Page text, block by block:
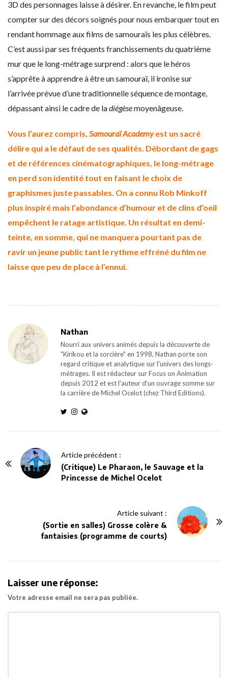
3D des personnages laisse à désirer. En revanche, le film peut
compter sur des décors soignés pour nous embarquer tout en
rendant hommage aux films de samouraïs les plus célèbres.
C’est aussi par ses fréquents franchissements du quatrième
mur que le long-métrage surprend : alors que le héros
s’apprête à apprendre à être un samouraï, il ironise sur
l’arrivée prévue d’une traditionnelle séquence de montage,
dépassant ainsi le cadre de ladiégèsemoyenâgeuse.
Vous l’aurez compris, Samouraï Academyest un sacré
délire qui a le défaut de ses qualités. Débordant de gags
et de références cinématographiques, le long-métrage
en perd son identité tout en faisant le choix de
graphismes juste passables. On a connu Rob Minkoff
plus inspiré mais l’abondance d’humour et de clins d’oeil
empêchent le ratage artistique. Un résultat en demi-
teinte, en somme, qui ne manquera pourtant pas de
ravir un jeune public tant le rythme effréné du film ne
laisse que peu de place à l’ennui.
Nathan
Nourri aux univers animés depuis la découverte de
"Kirikou et la sorcière" en 1998, Nathan porte son
regard critique et analytique sur l'univers des longs-
métrages. Il est rédacteur sur Focus on Animation
depuis 2012 et est l'auteur d'un ouvrage somme sur
la carrière de Michel Ocelot (chez Third Editions).
Article précédent :
(Critique) Le Pharaon, le Sauvage et la
Princesse de Michel Ocelot
Article suivant :
(Sortie en salles) Grosse colère &
fantaisies (programme de courts)
Laisser une réponse:
Votre adresse email ne sera pas publiée.